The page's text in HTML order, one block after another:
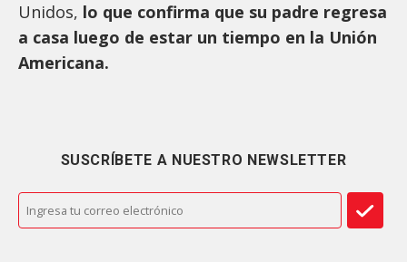
Unidos, lo que confirma que su padre regresa
a casa luego de estar un tiempo en la Unión
Americana.
SUSCRÍBETE A NUESTRO NEWSLETTER